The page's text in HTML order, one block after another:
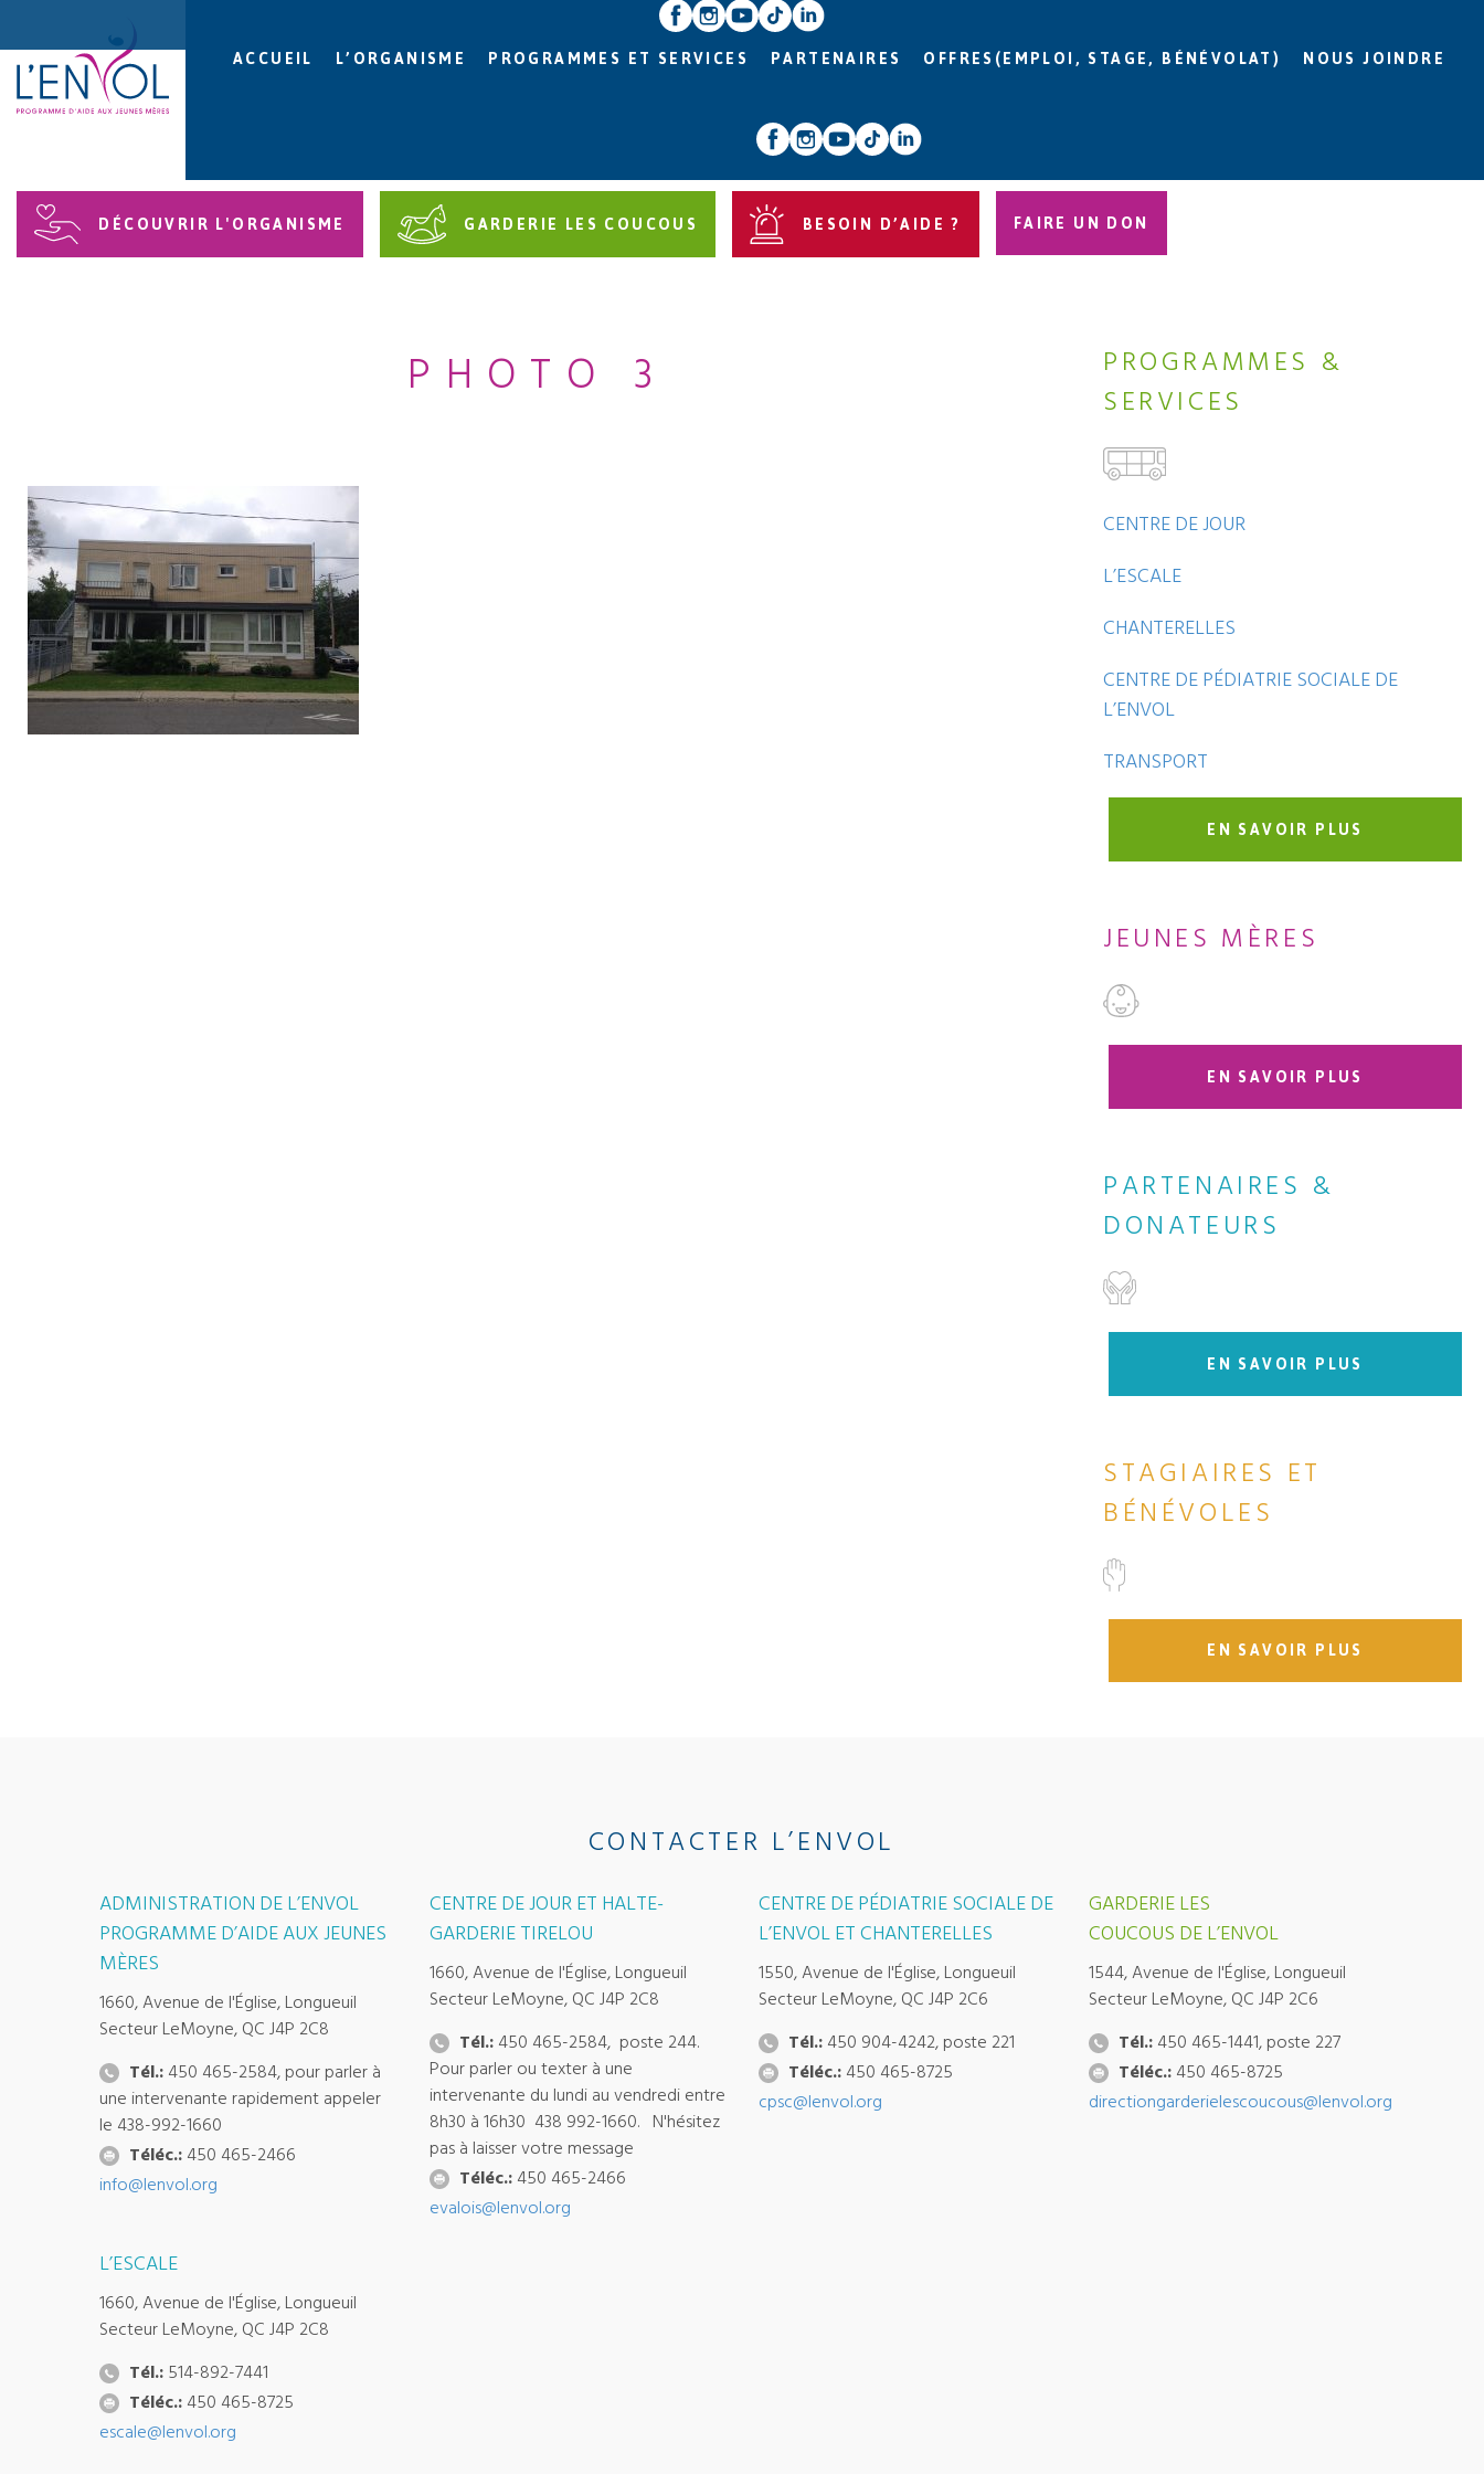
ACCUEIL L’ORGANISME PROGRAMMES ET SERVICES PARTENAIRES OFFRES(EMPLOI, STAGE, BÉNÉVOLAT) NOUS JOINDRE
DÉCOUVRIR L'ORGANISME GARDERIE LES COUCOUS BESOIN D’AIDE ? FAIRE UN DON
PHOTO 3
PROGRAMMES &
SERVICES
CENTRE DE JOUR
L’ESCALE
CHANTERELLES
CENTRE DE PÉDIATRIE SOCIALE DE
L’ENVOL
TRANSPORT
EN SAVOIR PLUS
JEUNES MÈRES
EN SAVOIR PLUS
PARTENAIRES &
DONATEURS
EN SAVOIR PLUS
STAGIAIRES ET
BÉNÉVOLES
EN SAVOIR PLUS
CONTACTER L’ENVOL
ADMINISTRATION DE L’ENVOL
PROGRAMME D’AIDE AUX JEUNES
MÈRES
1660, Avenue de l'Église, Longueuil
Secteur LeMoyne, QC J4P 2C8
Tél.: 450 465-2584, pour parler à
une intervenante rapidement appeler
le 438-992-1660
Téléc.: 450 465-2466
info@lenvol.org
CENTRE DE JOUR ET HALTE-
GARDERIE TIRELOU
1660, Avenue de l'Église, Longueuil
Secteur LeMoyne, QC J4P 2C8
Tél.:450 465-2584, poste 244.
Pour parler ou texter à une
intervenante du lundi au vendredi entre
8h30 à 16h30 438 992-1660. N'hésitez
pas à laisser votre message
Téléc.:450 465-2466
evalois@lenvol.org
CENTRE DE PÉDIATRIE SOCIALE DE
L’ENVOL ET CHANTERELLES
1550, Avenue de l'Église, Longueuil
Secteur LeMoyne, QC J4P 2C6
Tél.: 450 904-4242, poste 221
Téléc.: 450 465-8725
cpsc@lenvol.org
GARDERIE LES
COUCOUS DE L’ENVOL
1544, Avenue de l'Église, Longueuil
Secteur LeMoyne, QC J4P 2C6
Tél.:450 465-1441, poste 227
Téléc.:450 465-8725
directiongarderielescoucous@lenvol.org
L’ESCALE
1660, Avenue de l'Église, Longueuil
Secteur LeMoyne, QC J4P 2C8
Tél.: 514-892-7441
Téléc.: 450 465-8725
escale@lenvol.org